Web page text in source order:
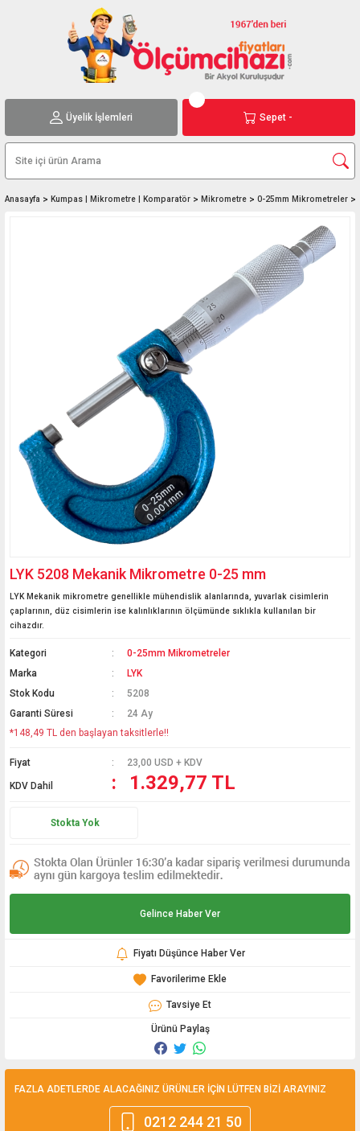
Üyelik İşlemleri Sepet -
Anasayfa Kumpas | Mikrometre | Komparatör Mikrometre 0-25mm Mikrometreler
LYK 5208 Mekanik Mikrometre 0-25 mm
LYK Mekanik mikrometre genellikle mühendislik alanlarında, yuvarlak cisimlerin
çaplarının, düz cisimlerin ise kalınlıklarının ölçümünde sıklıkla kullanılan bir
cihazdır.
Kategori
0-25mm Mikrometreler
Marka
LYK
Stok Kodu
5208
Garanti Süresi
24 Ay
*148,49 TL den başlayan taksitlerle!!
Fiyat 23,00 USD + KDV
KDV Dahil 1.329,77 TL
Stokta Yok
Gelince Haber Ver
Fiyatı Düşünce Haber Ver
Tavsiye Et
Ürünü Paylaş
FAZLA ADETLERDE ALACAĞINIZ ÜRÜNLER İÇİN LÜTFEN BİZİ ARAYINIZ
0212 244 21 50